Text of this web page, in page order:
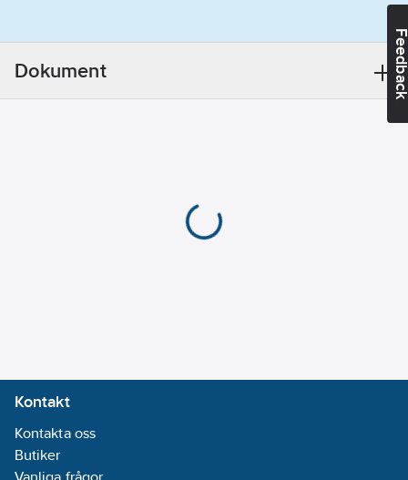
Dokument
Kontakt
Kontakta oss
Butiker